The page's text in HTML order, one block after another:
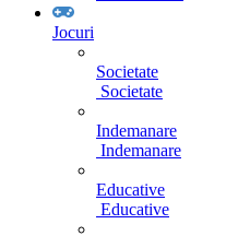
Jocuri
Societate
Societate
Indemanare
Indemanare
Educative
Educative